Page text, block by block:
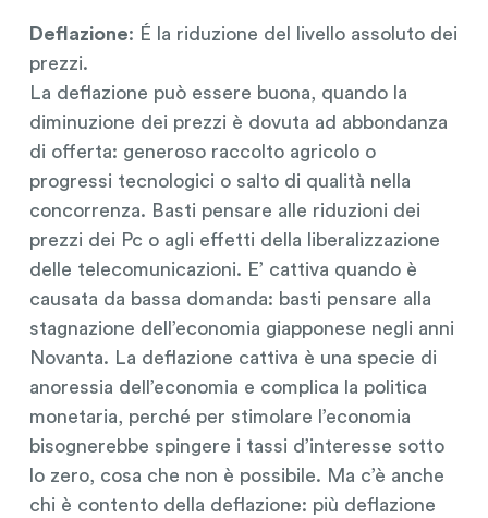
Deflazione: É la riduzione del livello assoluto dei
prezzi.
La deflazione può essere buona, quando la
diminuzione dei prezzi è dovuta ad abbondanza
di offerta: generoso raccolto agricolo o
progressi tecnologici o salto di qualità nella
concorrenza. Basti pensare alle riduzioni dei
prezzi dei Pc o agli effetti della liberalizzazione
delle telecomunicazioni. E’ cattiva quando è
causata da bassa domanda: basti pensare alla
stagnazione dell’economia giapponese negli anni
Novanta. La deflazione cattiva è una specie di
anoressia dell’economia e complica la politica
monetaria, perché per stimolare l’economia
bisognerebbe spingere i tassi d’interesse sotto
lo zero, cosa che non è possibile. Ma c’è anche
chi è contento della deflazione: più deflazione